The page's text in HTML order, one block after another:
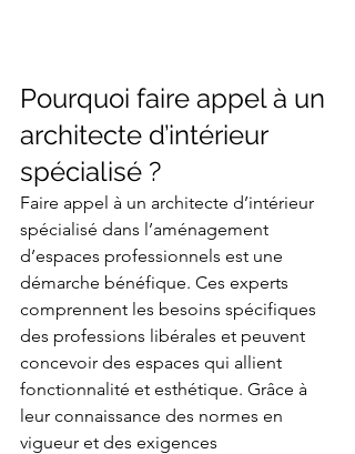
Pourquoi faire appel à un
architecte d’intérieur
spécialisé ?
Faire appel à un architecte d’intérieur
spécialisé dans l’aménagement
d’espaces professionnels est une
démarche bénéfique. Ces experts
comprennent les besoins spécifiques
des professions libérales et peuvent
concevoir des espaces qui allient
fonctionnalité et esthétique. Grâce à
leur connaissance des normes en
vigueur et des exigences